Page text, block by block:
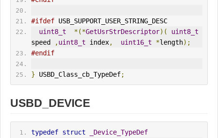
#ifdef USB_SUPPORT_USER_STRING_DESC
uint8_t
*(*GetUsrStrDescriptor)(
uint8_t
speed
,uint8_t index, uint16_t *length);
#endif
} USBD_Class_cb_TypeDef;
USBD_DEVICE
typedef struct
_Device_TypeDef